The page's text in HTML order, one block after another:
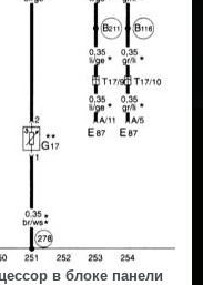
в блоке панели